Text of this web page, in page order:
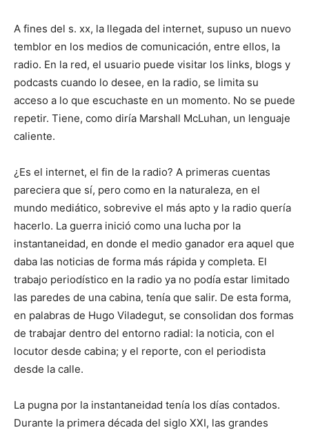
A fines del s. xx, la llegada del internet, supuso un nuevo
temblor en los medios de comunicación, entre ellos, la
radio. En la red, el usuario puede visitar los links, blogs y
podcasts cuando lo desee, en la radio, se limita su
acceso a lo que escuchaste en un momento. No se puede
repetir. Tiene, como diría Marshall McLuhan, un lenguaje
caliente.
¿Es el internet, el fin de la radio? A primeras cuentas
pareciera que sí, pero como en la naturaleza, en el
mundo mediático, sobrevive el más apto y la radio quería
hacerlo. La guerra inició como una lucha por la
instantaneidad, en donde el medio ganador era aquel que
daba las noticias de forma más rápida y completa. El
trabajo periodístico en la radio ya no podía estar limitado
las paredes de una cabina, tenía que salir. De esta forma,
en palabras de Hugo Viladegut, se consolidan dos formas
de trabajar dentro del entorno radial: la noticia, con el
locutor desde cabina; y el reporte, con el periodista
desde la calle.
La pugna por la instantaneidad tenía los días contados.
Durante la primera década del siglo XXI, las grandes